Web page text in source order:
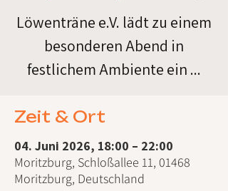
Löwenträne e.V. lädt zu einem
besonderen Abend in
festlichem Ambiente ein ...
Zeit & Ort
04. Juni 2026, 18:00 – 22:00
Moritzburg, Schloßallee 11, 01468
Moritzburg, Deutschland